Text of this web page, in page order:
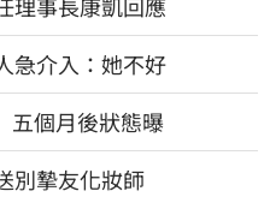
介入：她不好
個月後狀態曝
別摯友化妝師